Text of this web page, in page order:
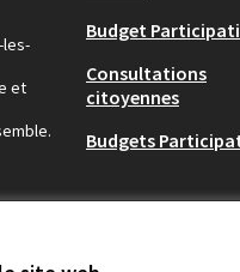
et
Budget
Consultations
citoyennes
Budgets